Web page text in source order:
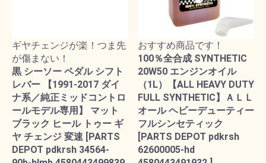
ギヤチェンジが楽！つま先
が傷まない！
黒 シーソー ペダル シフト
レバー 【1991-2017 ダイ
ナ系／純正ミッドコントロ
ールモデル専用】 マット
ブラック ヒール トゥー ギ
ヤ チェンジ 変速 [PARTS
DEPOT pdkrsh 34564-
おすすめ商品です！
100％全合成 SYNTHETIC
20W50 エンジンオイル
（1L）【ALL HEAVY DUTY
FULL SYNTHETIC】ＡＬＬ
オール ヘビーデューティー
フルシンセティック
[PARTS DEPOT pdkrsh
62600005-hd